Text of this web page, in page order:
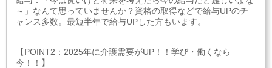
～」なんて思っていませんか？資格の取得などで給与UPのチ
ャンス多数。最短半年で給与UPした方もいます。
【POINT2：2025年に介護需要がUP！！学び・働くなら
今！！】